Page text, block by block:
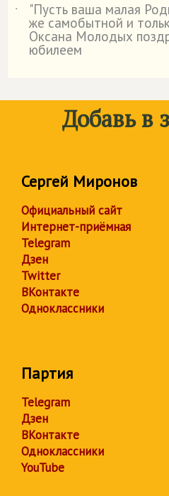
˙
"Пусть ваша малая
же самобытной и
Оксана Молодых
юбилеем
Добавь в
Сергей Миронов
Официальный сайт
Интернет-приёмная
Telegram
Дзен
Twitter
ВКонтакте
Одноклассники
Партия
Telegram
Дзен
ВКонтакте
Одноклассники
YouTube